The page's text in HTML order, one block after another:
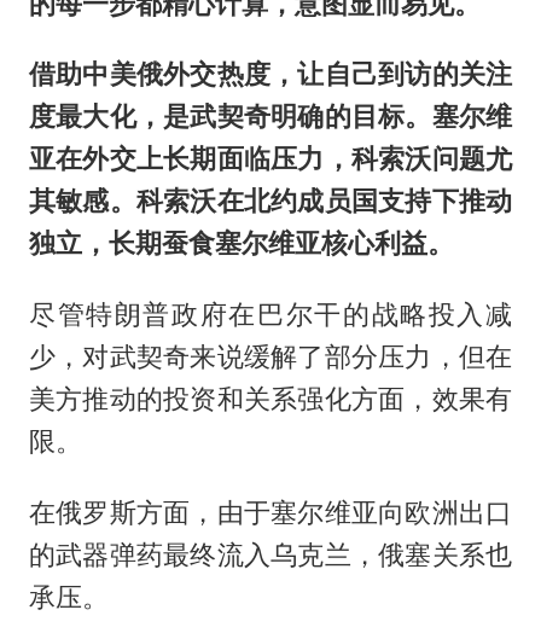
借助中美俄外交热度，让自己到访的关注
度最大化，是武契奇明确的目标。塞尔维
亚在外交上长期面临压力，科索沃问题尤
其敏感。科索沃在北约成员国支持下推动
独立，长期蚕食塞尔维亚核心利益。
尽管特朗普政府在巴尔干的战略投入减
少，对武契奇来说缓解了部分压力，但在
美方推动的投资和关系强化方面，效果有
限。
在俄罗斯方面，由于塞尔维亚向欧洲出口
的武器弹药最终流入乌克兰，俄塞关系也
承压。